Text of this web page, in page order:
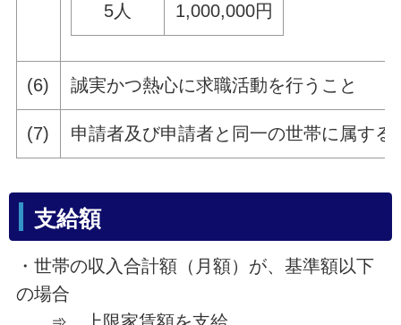
5人 1,000,000円
(6) 誠実かつ熱心に求職活動を行うこと
(7) 申請者及び申請者と同一の世帯に属す
支給額
・世帯の収入合計額（月額）が、基準額以下
の場合